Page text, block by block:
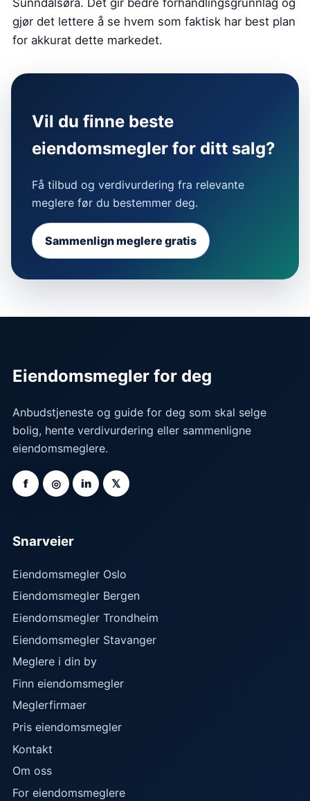
Sunndalsøra. Det gir bedre forhandlingsgrunnlag og
gjør det lettere å se hvem som faktisk har best plan
for akkurat dette markedet.
Vil du finne beste
eiendomsmegler for ditt salg?
Få tilbud og verdivurdering fra relevante
meglere før du bestemmer deg.
Sammenlign meglere gratis
Eiendomsmegler for deg
Anbudstjeneste og guide for deg som skal selge
bolig, hente verdivurdering eller sammenligne
eiendomsmeglere.
f ◎ in 𝕏
Snarveier
Eiendomsmegler Oslo
Eiendomsmegler Bergen
Eiendomsmegler Trondheim
Eiendomsmegler Stavanger
Meglere i din by
Finn eiendomsmegler
Meglerfirmaer
Pris eiendomsmegler
Kontakt
Om oss
For eiendomsmeglere